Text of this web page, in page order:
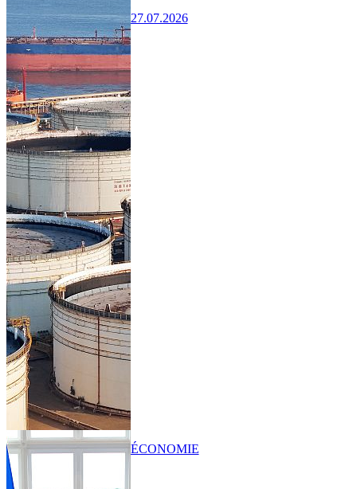
27.07.2026
ÉCONOMIE